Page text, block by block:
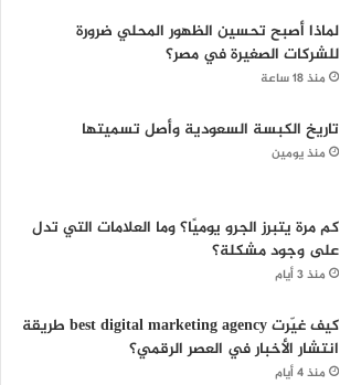
لماذا أصبح تحسين الظهور المحلي ضرورة
للشركات الصغيرة في مصر؟
منذ 18 ساعة
تاريخ الكبسة السعودية وأصل تسميتها
منذ يومين
كم مرة يتبرز الجرو يوميًا؟ وما العلامات التي تدل
على وجود مشكلة؟
منذ 3 أيام
كيف غيّرت best digital marketing agency طريقة
انتشار الأخبار في العصر الرقمي؟
منذ 4 أيام